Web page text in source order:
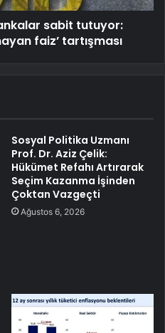
sabit tutuyor:
faiz’ tartışması
Sosyal Politika Uzmanı
Prof. Dr. Aziz Çelik:
Hükümet Refahı Artırarak
Seçim Kazanma İşinden
Çoktan Vazgeçti
Ağustos 6, 2026